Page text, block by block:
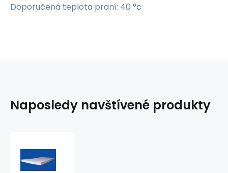
Doporučená teplota praní: 40 °c
Naposledy navštívené produkty